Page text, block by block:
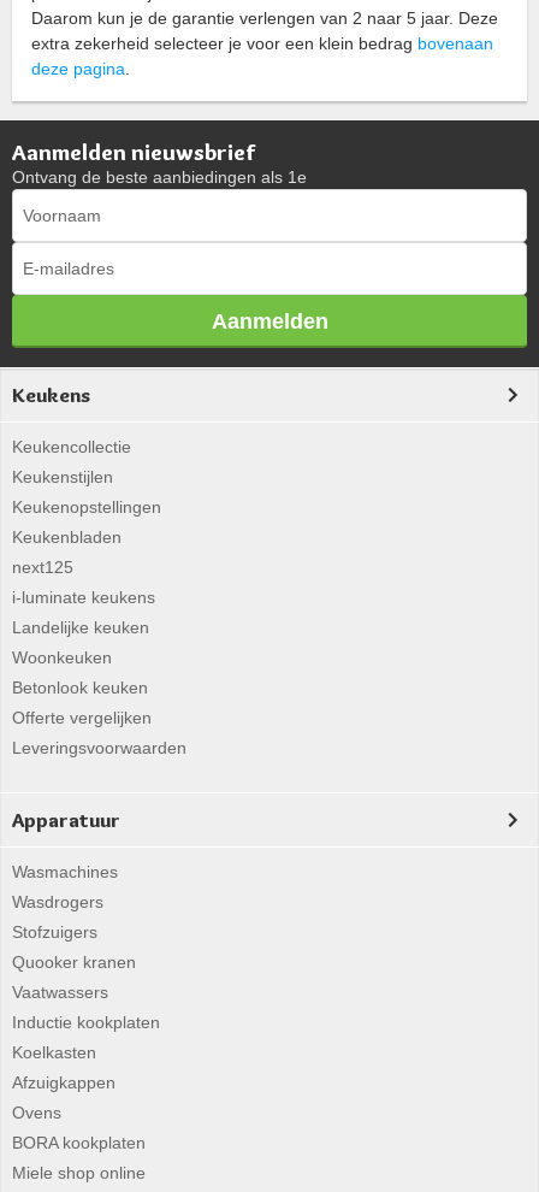
Daarom kun je de garantie verlengen van 2 naar 5 jaar. Deze
extra zekerheid selecteer je voor een klein bedrag bovenaan
deze pagina.
Aanmelden nieuwsbrief
Ontvang de beste aanbiedingen als 1e
Aanmelden
Keukens
Keukencollectie
Keukenstijlen
Keukenopstellingen
Keukenbladen
next125
i-luminate keukens
Landelijke keuken
Woonkeuken
Betonlook keuken
Offerte vergelijken
Leveringsvoorwaarden
Apparatuur
Wasmachines
Wasdrogers
Stofzuigers
Quooker kranen
Vaatwassers
Inductie kookplaten
Koelkasten
Afzuigkappen
Ovens
BORA kookplaten
Miele shop online